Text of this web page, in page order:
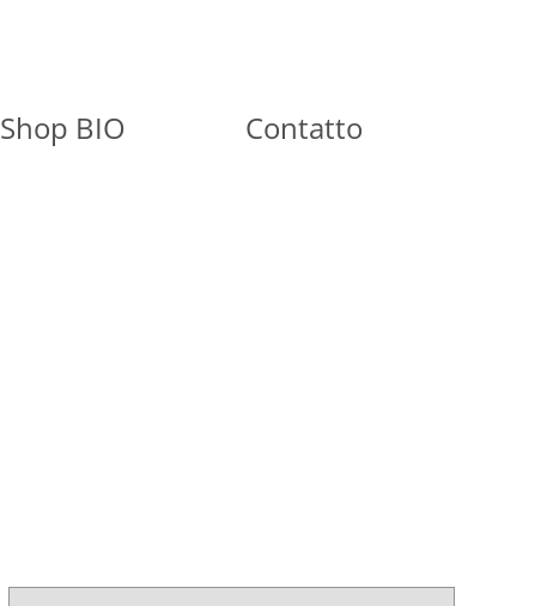
Shop BIO Contatto